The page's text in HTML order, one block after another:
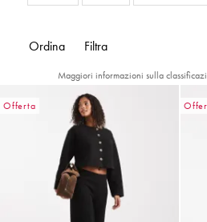
Ordina Filtra
Maggiori informazioni sulla
Offerta